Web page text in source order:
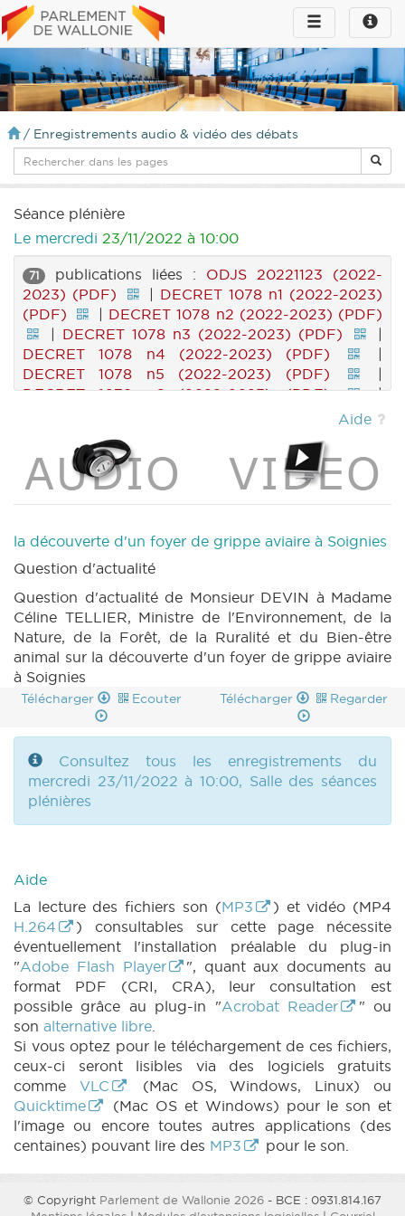
Toggle
infos
Toggle
navigation
/ Enregistrements audio & vidéo des débats
Séance plénière
Le mercredi 23/11/2022 à 10:00
71 publications liées : ODJS 20221123 (2022-
2023) (PDF)
| DECRET 1078 n1 (2022-2023)
(PDF)
| DECRET 1078 n2 (2022-2023) (PDF)
| DECRET 1078 n3 (2022-2023) (PDF)
|
DECRET 1078 n4 (2022-2023) (PDF)
|
DECRET 1078 n5 (2022-2023) (PDF)
|
DECRET 1078 n6 (2022-2023) (PDF)
|
|
DECRET 1079 n2 (2022-2023) (PDF)
|
DECRET 1079 n3 (2022-2023) (PDF)
|
PARCHEMIN 1079 (2022-2023) (PDF)
|
DECRET 1080 n2 (2022-2023) (PDF)
|
DECRET 1080 n3 (2022-2023) (PDF)
PARCHEMIN 1080 (2022-2023) (PDF)
DECRET 1081 n1 (2022-2023) (PDF)
|
DECRET 1081 n2 (2022-2023) (PDF)
|
DECRET 1081 n3 (2022-2023) (PDF)
|
PARCHEMIN 1081 (2022-2023) (PDF)
|
DECRET 1095 n1 (2022-2023) (PDF)
DECRET 1095 n2 (2022-2023) (PDF)
|
DECRET 1095 n3 (2022-2023) (PDF)
DECRET 1095 n4 (2022-2023) (PDF)
|
DECRET 1095 n5 (2022-2023) (PDF)
|
DECRET 1095 n6 (2022-2023) (PDF)
|
PARCHEMIN 1095 (2022-2023) (PDF)
| ROI
1103 n1 (2022-2023) (PDF)
(PDF)
(2022-2023) (PDF)
|ROI 1103 n8 (2022-
2023) (PDF)
|MOTION 1106 n1 (2022-2023)
(PDF)
|MOTION 1107 n1 (2022-2023) (PDF)
|MOTION 1107 n2 (2022-2023) (PDF)
|
MOTION 1108 n1 (2022-2023) (PDF)
|
MOTION 1109 n1 (2022-2023) (PDF)
|
MOTION 1109 n2 (2022-2023) (PDF)
MOTION 1110 n1 (2022-2023) (PDF)
|MOTION
1111 n1 (2022-2023) (PDF)
|
MOTION 1112 n1
(2022-2023) (PDF)
|MOTION 1112 n2 (2022-
2023) (PDF)
|MOTION 1114 n1 (2022-2023)
(PDF)
|MOTION 1115 n1 (2022-2023) (PDF)
|MOTION 1115 n2 (2022-2023) (PDF)
MOTION 1119 n1 (2022-2023) (PDF)
|
MOTION
(2022-2023) (PDF)
|MOTION 1121 n1 (2022-
Aide
la découverte d'un foyer de grippe aviaire à Soignies
Question d'actualité
Question d'actualité de Monsieur DEVIN à Madame
Céline TELLIER, Ministre de l'Environnement, de la
Nature, de la Forêt, de la Ruralité et du Bien-être
animal sur la découverte d'un foyer de grippe aviaire
à Soignies
Télécharger Ecouter Télécharger Regarder
Consultez tous les enregistrements du
mercredi 23/11/2022 à 10:00, Salle des séances
plénières
Aide
La lecture des fichiers son (MP3
) et vidéo (MP4
H.264
) consultables sur cette page nécessite
éventuellement l'installation préalable du plug-in
"Adobe Flash Player
", quant aux documents au
format PDF (CRI, CRA), leur consultation est
possible grâce au plug-in "Acrobat Reader
" ou
son alternative libre.
Si vous optez pour le téléchargement de ces fichiers,
ceux-ci seront lisibles via des logiciels gratuits
comme VLC
(Mac OS, Windows, Linux) ou
Quicktime
(Mac OS et Windows) pour le son et
l'image ou encore toutes autres applications (des
centaines) pouvant lire des MP3 pour le son.
© Copyright Parlement de Wallonie 2026 - BCE : 0931.814.167